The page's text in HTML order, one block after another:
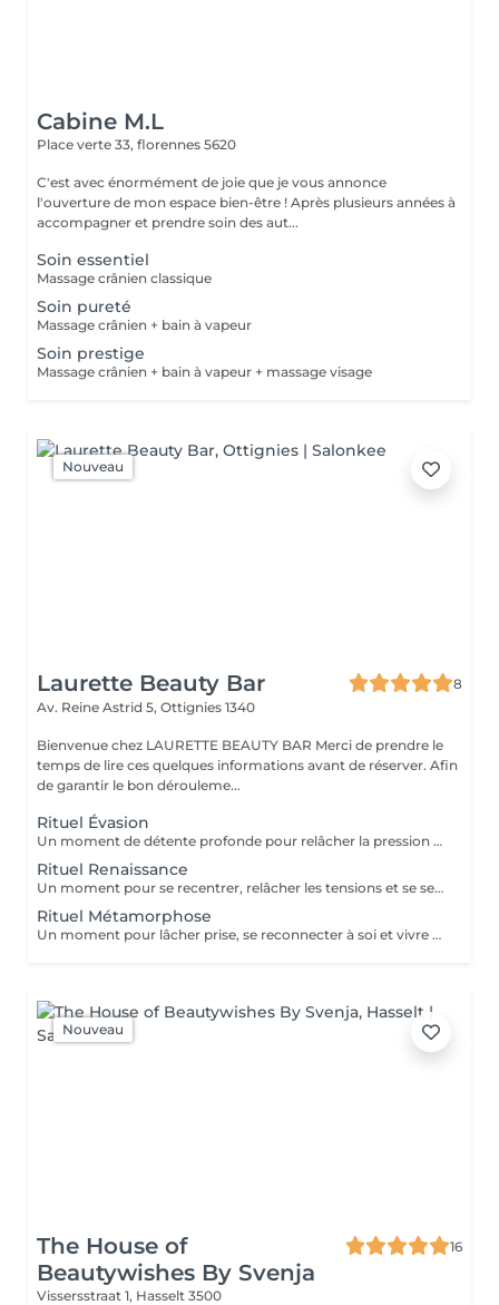
Cabine M.L
Place verte 33, florennes 5620
C'est avec énormément de joie que je vous annonce
l'ouverture de mon espace bien-être ! Après plusieurs années à
accompagner et prendre soin des aut...
Soin essentiel
Massage crânien classique
Soin pureté
Massage crânien + bain à vapeur
Soin prestige
Massage crânien + bain à vapeur + massage visage
Nouveau
Laurette Beauty Bar
8
Av. Reine Astrid 5, Ottignies 1340
Bienvenue chez LAURETTE BEAUTY BAR Merci de prendre le
temps de lire ces quelques informations avant de réserver. Afin
de garantir le bon dérouleme...
Rituel Évasion
Un moment de détente profonde pour relâcher la pression et ralentir. Ce que comprend ton rituel : Accueil & installation Protocole Head Spa Signature Massage crânien profond (détente & stimulation douce) Double shampooing relaxant & soin capillaire Rinçage sensoriel enveloppant (cascade d'eau) Massage des bras, des mains et des pieds Séchage naturel Tu repars plus légère, le cuir chevelu apaisé et l'esprit relâché. Pour aller plus loin Diagnostic capillaire + brushing professionnel Pour comprendre les besoins de tes cheveux et repartir coiffée Diagnostic capillaire + coupe + brushing professionnel Pour une transformation complète et des cheveux sublimés
Rituel Renaissance
Un moment pour se recentrer, relâcher les tensions et se sentir profondément apaisée. Ce que comprend ton rituel : Accueil & installation Protocole Head Spa Signature Massage crânien profond & détente de la nuque Double shampooing relaxant & soin capillaire Rinçage sensoriel enveloppant (cascade d'eau) Massage des bras, des mains et des pieds Séchage naturel Tu repars recentrée, détendue et tes cheveux visiblement éclatants. Pour aller plus loin Diagnostic capillaire + brushing professionnel Pour comprendre les besoins de tes cheveux et repartir coiffée Diagnostic capillaire + coupe + brushing professionnel Pour une transformation complète et des cheveux sublimés
Rituel Métamorphose
Un moment pour lâcher prise, se reconnecter à soi et vivre une vraie transformation. Ce que comprend ton rituel : Accueil avec infusion Tirage de carte pour poser l'intention du rituel Mise en détente (méditation guidée) Protocole Head Spa Signature (massage crânien profond & relaxation intense) Double shampooing relaxant & soin capillaire Rinçage sensoriel enveloppant (cascade d'eau) Soin visage relaxant Massage des bras, des mains et des pieds Séchage naturel Tu repars transformée, profondément apaisée et reconnectée à toi. Pour aller plus loin Diagnostic capillaire + brushing professionnel Pour comprendre les besoins de tes cheveux et repartir coiffée Diagnostic capillaire + coupe + brushing professionnel Pour une transformation complète et des cheveux sublimés
Nouveau
The House of
Beautywishes By Svenja
16
Vissersstraat 1, Hasselt 3500